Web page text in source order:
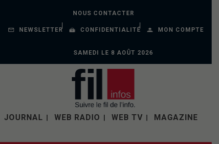
NOUS CONTACTER
NEWSLETTER CONFIDENTIALITÉ MON COMPTE
SAMEDI LE 8 AOÛT 2026
JOURNAL WEB RADIO WEB TV MAGAZINE